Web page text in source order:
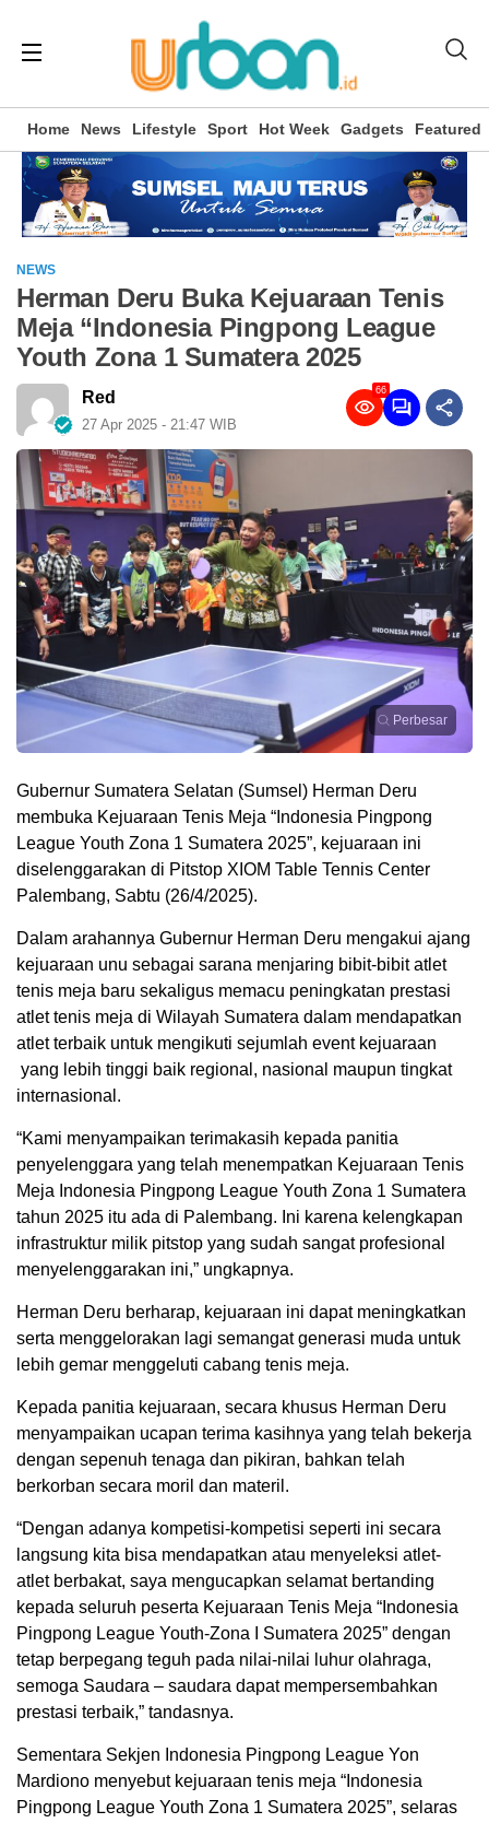
Home News Lifestyle Sport Hot Week Gadgets Featured
NEWS
Herman Deru Buka Kejuaraan Tenis
Meja “Indonesia Pingpong League
Youth Zona 1 Sumatera 2025
Red
27 Apr 2025 - 21:47 WIB
66
Perbesar
Gubernur Sumatera Selatan (Sumsel) Herman Deru
membuka Kejuaraan Tenis Meja “Indonesia Pingpong
League Youth Zona 1 Sumatera 2025”, kejuaraan ini
diselenggarakan di Pitstop XIOM Table Tennis Center
Palembang, Sabtu (26/4/2025).
Dalam arahannya Gubernur Herman Deru mengakui ajang
kejuaraan unu sebagai sarana menjaring bibit-bibit atlet
tenis meja baru sekaligus memacu peningkatan prestasi
atlet tenis meja di Wilayah Sumatera dalam mendapatkan
atlet terbaik untuk mengikuti sejumlah event kejuaraan
yang lebih tinggi baik regional, nasional maupun tingkat
internasional.
“Kami menyampaikan terimakasih kepada panitia
penyelenggara yang telah menempatkan Kejuaraan Tenis
Meja Indonesia Pingpong League Youth Zona 1 Sumatera
tahun 2025 itu ada di Palembang. Ini karena kelengkapan
infrastruktur milik pitstop yang sudah sangat profesional
menyelenggarakan ini,” ungkapnya.
Herman Deru berharap, kejuaraan ini dapat meningkatkan
serta menggelorakan lagi semangat generasi muda untuk
lebih gemar menggeluti cabang tenis meja.
Kepada panitia kejuaraan, secara khusus Herman Deru
menyampaikan ucapan terima kasihnya yang telah bekerja
dengan sepenuh tenaga dan pikiran, bahkan telah
berkorban secara moril dan materil.
“Dengan adanya kompetisi-kompetisi seperti ini secara
langsung kita bisa mendapatkan atau menyeleksi atlet-
atlet berbakat, saya mengucapkan selamat bertanding
kepada seluruh peserta Kejuaraan Tenis Meja “Indonesia
Pingpong League Youth-Zona I Sumatera 2025” dengan
tetap berpegang teguh pada nilai-nilai luhur olahraga,
semoga Saudara – saudara dapat mempersembahkan
prestasi terbaik,” tandasnya.
Sementara Sekjen Indonesia Pingpong League Yon
Mardiono menyebut kejuaraan tenis meja “Indonesia
Pingpong League Youth Zona 1 Sumatera 2025”, selaras